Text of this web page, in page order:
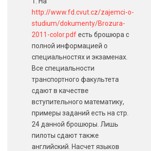
http://www.fd.cvut.cz/zajemci-o-
studium/dokumenty/Brozura-
2011-color.pdfесть брошюра с
полной информацией о
специальностях и экзаменах.
Все специальности
транспортного факультета
сдают в качестве
вступительного математику,
примеры заданий есть на стр.
24 данной брошюры. Лишь
пилоты сдают также
английский. Насчет языков